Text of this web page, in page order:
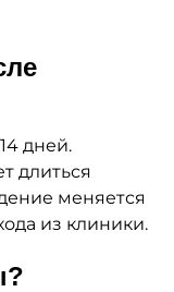
дней.
длиться
меняется
из клиники.